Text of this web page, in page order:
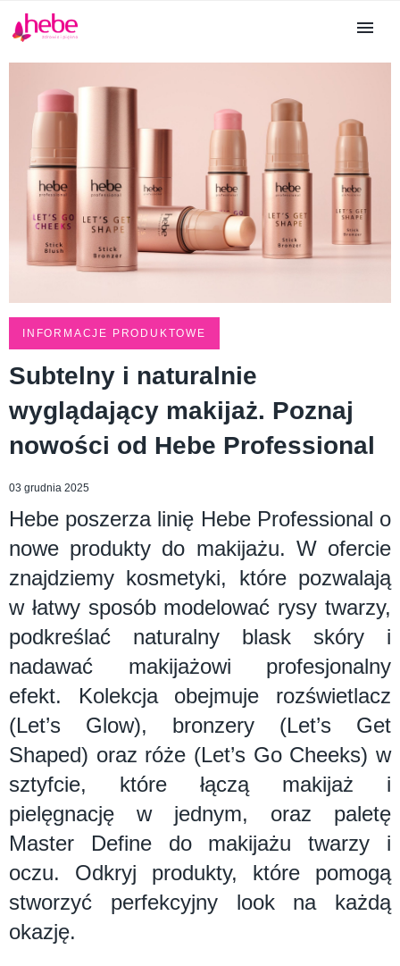
INFORMACJE PRODUKTOWE
Subtelny i naturalnie
wyglądający makijaż. Poznaj
nowości od Hebe Professional
03 grudnia 2025
Hebe poszerza linię Hebe Professional o
nowe produkty do makijażu. W ofercie
znajdziemy kosmetyki, które pozwalają
w łatwy sposób modelować rysy twarzy,
podkreślać naturalny blask skóry i
nadawać makijażowi profesjonalny
efekt. Kolekcja obejmuje rozświetlacz
(Let’s Glow), bronzery (Let’s Get
Shaped) oraz róże (Let’s Go Cheeks) w
sztyfcie, które łączą makijaż i
pielęgnację w jednym, oraz paletę
Master Define do makijażu twarzy i
oczu. Odkryj produkty, które pomogą
stworzyć perfekcyjny look na każdą
okazję.